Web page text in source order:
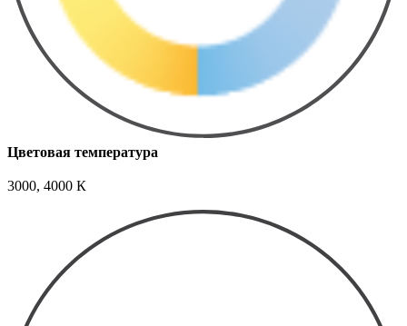
Цветовая температура
3000, 4000 К